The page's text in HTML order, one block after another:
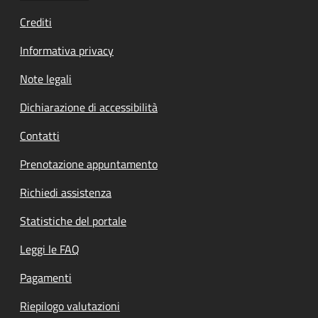
Crediti
Informativa privacy
Note legali
Dichiarazione di accessibilità
Contatti
Prenotazione appuntamento
Richiedi assistenza
Statistiche del portale
Leggi le FAQ
Pagamenti
Riepilogo valutazioni